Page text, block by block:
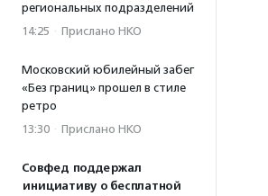
региональных подразделений
14:25 · Прислано НКО
Московский юбилейный забег
«Без границ» прошел в стиле
ретро
13:30 · Прислано НКО
Совфед поддержал
инициативу о бесплатной